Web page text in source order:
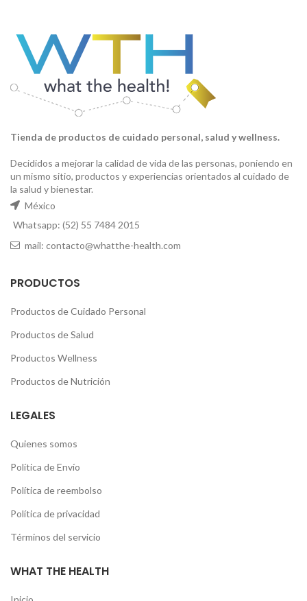
Tienda de productos de cuidado personal, salud y wellness.
Decididos a mejorar la calidad de vida de las personas, poniendo en
un mismo sitio, productos y experiencias orientados al cuidado de
la salud y bienestar.
México
Whatsapp: (52) 55 7484 2015
mail: contacto@whatthe-health.com
PRODUCTOS
Productos de Cuidado Personal
Productos de Salud
Productos Wellness
Productos de Nutrición
LEGALES
Quienes somos
Política de Envío
Política de reembolso
Política de privacidad
Términos del servicio
WHAT THE HEALTH